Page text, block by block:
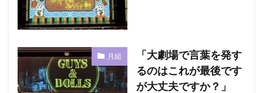
月組
「大劇場で言葉を発す
るのはこれが最後です
が大丈夫ですか？」